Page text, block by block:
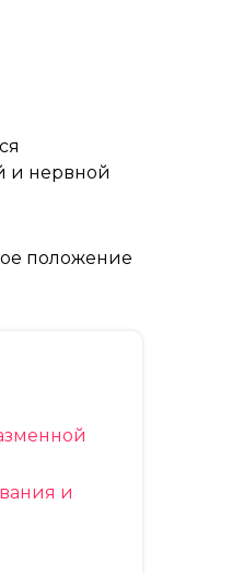
и нервной
положение
и